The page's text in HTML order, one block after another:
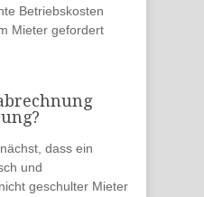
Betriebskosten
Mieter gefordert
dass ein
und
geschulter Mieter